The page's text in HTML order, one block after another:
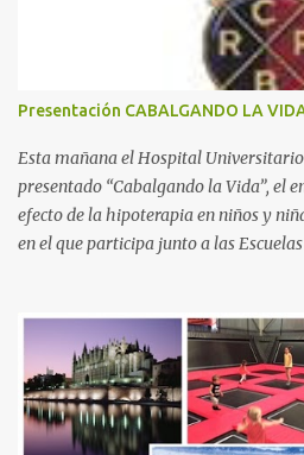
s
Presentación CABALGANDO LA
Esta mañana el Hospital
presentado “Cabalgando la Vida”, el
efecto de la hipoterapia en niños y
en el que participa junto a las
presencia de Emilio Zegrí, presidente
Anna Llort, adjunta del Servicio de
Hospital Vall d’Hebron e
Traslacional en Cáncer en la Infancia
d’Hebron Instituto de Investigación